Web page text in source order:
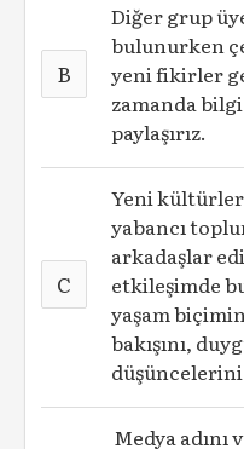
B
Diğer grup
bulunurken
yeni fikirler
zamanda
paylaşırız.
C
Yeni
yabancı
arkadaşlar
etkileşimde
yaşam
bakışını,
Medya